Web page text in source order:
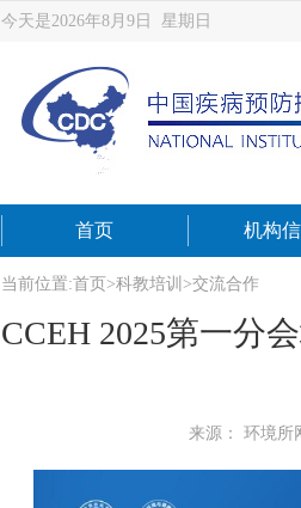
今天是2026年8月9日 星期日
首页 机构
当前位置:首页 >科教培训 >交流合作
CCEH 2025第一分
来源： 环境所